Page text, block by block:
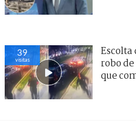
39
visitas
robo
que